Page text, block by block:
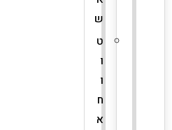
ש
ט
ו
ו
ח
א